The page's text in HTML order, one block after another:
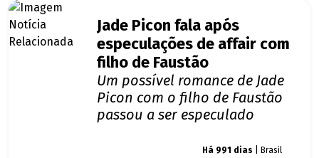
Jade Picon fala após
especulações de affair com
filho de Faustão
Um possível romance de Jade
Picon com o filho de Faustão
passou a ser especulado
Há 991 dias | Brasil